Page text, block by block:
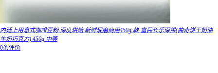
内廷上用意式咖啡豆粉 深度烘焙 新鲜现磨商用450g 款-富民长乐深烘(曲奇饼干奶油
牛奶巧克力) 450g 中等
0条评价